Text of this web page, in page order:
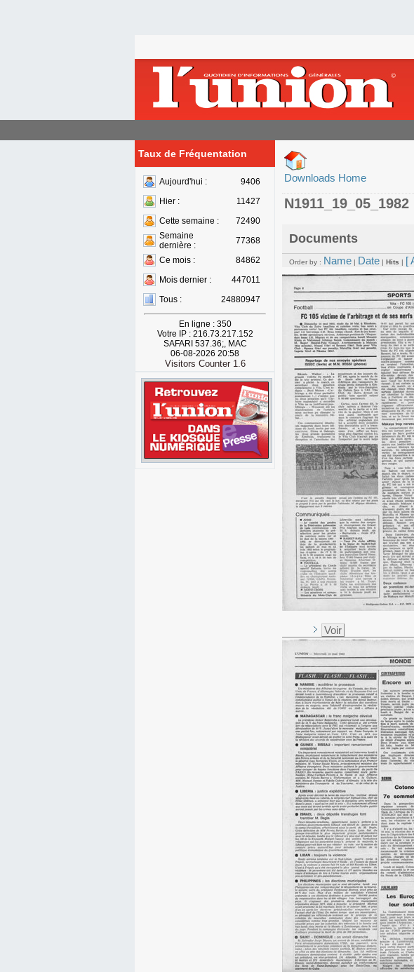
Taux de Fréquentation
Aujourd'hui :
9406
Hier :
11427
Cette semaine :
72490
Semaine
dernière :
77368
Ce mois :
84862
Mois dernier :
447011
Tous :
24880947
En ligne : 350
Votre IP : 216.73.217.152
SAFARI 537.36;, MAC
06-08-2026 20:58
Visitors Counter 1.6
Downloads Home
N1911_19_05_1982
Documents
Order by : Name | Date | Hits | [
Voir